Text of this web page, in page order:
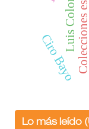
Luis Coloma
Ciro Bayo
Lo más leído